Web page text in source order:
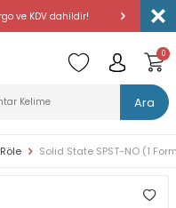
ve KDV dahildir!
Ara
0
Solid State SPST-NO (1